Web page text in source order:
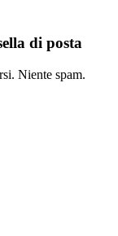
di posta
Niente spam.